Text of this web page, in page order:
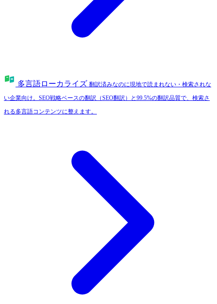
多言語ローカライズ 翻訳済みなのに現地で読まれない・検索されな
い企業向け。SEO戦略ベースの翻訳（SEO翻訳）と99.5%の翻訳品質で、検索さ
れる多言語コンテンツに整えます。